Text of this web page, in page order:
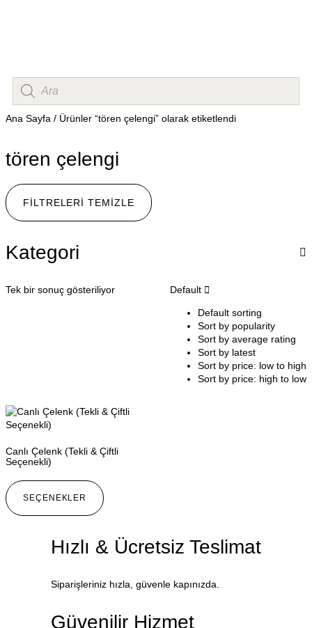
Ana Sayfa / Ürünler “tören çelengi” olarak etiketlendi
tören çelengi
FILTRELERI TEMIZLE
Kategori
Tek bir sonuç gösteriliyor Default
Default sorting
Sort by popularity
Sort by average rating
Sort by latest
Sort by price: low to high
Sort by price: high to low
Canlı Çelenk (Tekli & Çiftli
Seçenekli)
SEÇENEKLER
Hızlı & Ücretsiz Teslimat
Siparişleriniz hızla, güvenle kapınızda.
Güvenilir Hizmet